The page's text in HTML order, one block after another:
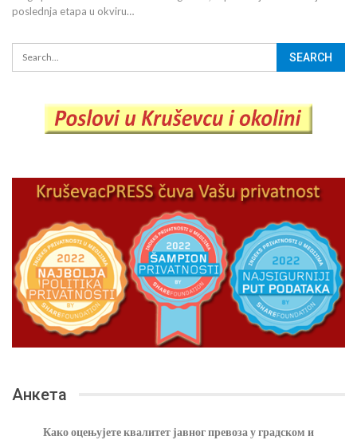
poslednja etapa u okviru…
Анкета
Како оцењујете квалитет јавног превоза у градском и